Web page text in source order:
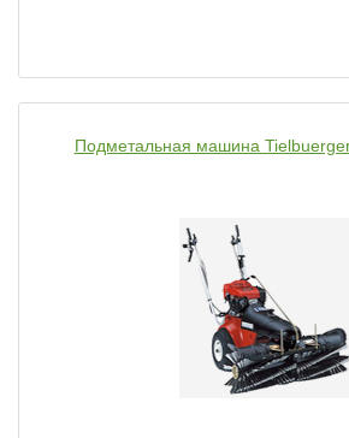
Подметальная машина